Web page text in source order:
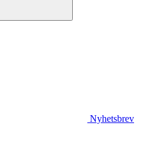
Nyhetsbrev